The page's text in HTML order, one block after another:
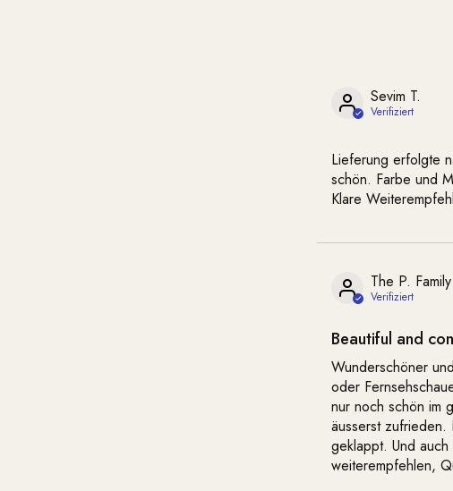
Sevim T.
Lieferung erfolgte
schön. Farbe und
Klare
The P. Family
Beautiful and
Wunderschöner
oder
nur noch schön im
äusserst
geklappt. Und
weiterempfehlen,